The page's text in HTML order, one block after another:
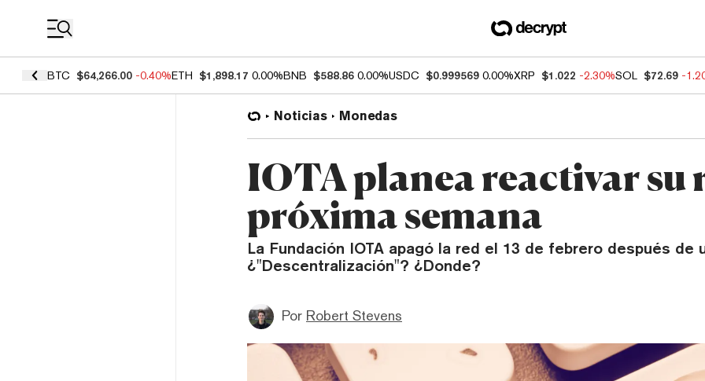
BTC $64,266.00 -0.40%ETH $1,898.17 0.00%BNB $588.86 0.00%USDC $0.999569 0.00%XRP $1.022 -2.30%SOL $72.69 -
Noticias Monedas
IOTA planea reactivar su
próxima semana
La Fundación IOTA apagó la red el 13 de febrero después de
¿"Descentralización"? ¿Donde?
Por Robert Stevens